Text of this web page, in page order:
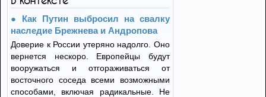
Как Путин выбросил на свалку
наследие Брежнева и Андропова
Доверие к России утеряно надолго. Оно
вернется нескоро. Европейцы будут
вооружаться и отгораживаться от
восточного соседа всеми возможными
способами, включая радикальные. Не